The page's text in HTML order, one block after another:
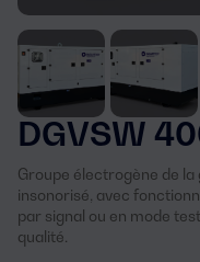
DGVSW
Groupe électrogène de
insonorisé, avec
par signal ou en mode
qualité.